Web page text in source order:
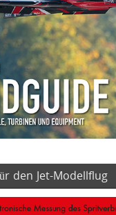
den Jet-Modellflug